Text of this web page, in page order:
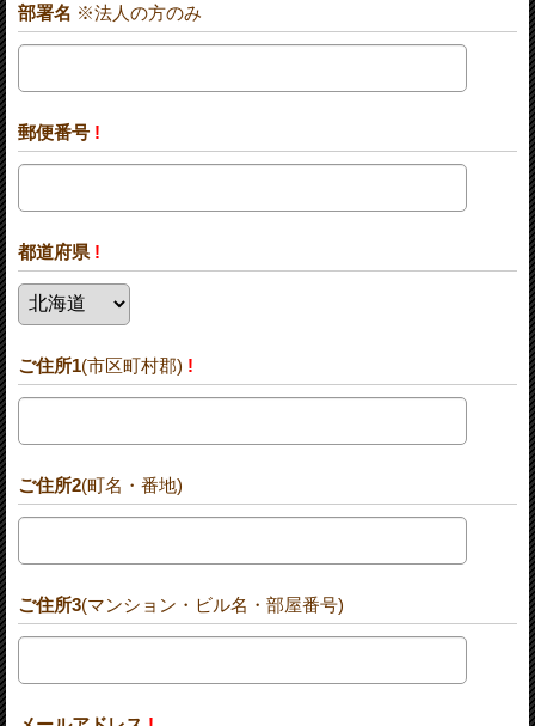
部署名 ※法人の方のみ
郵便番号 !
都道府県 !
ご住所1(市区町村郡) !
ご住所2(町名・番地)
ご住所3(マンション・ビル名・部屋番号)